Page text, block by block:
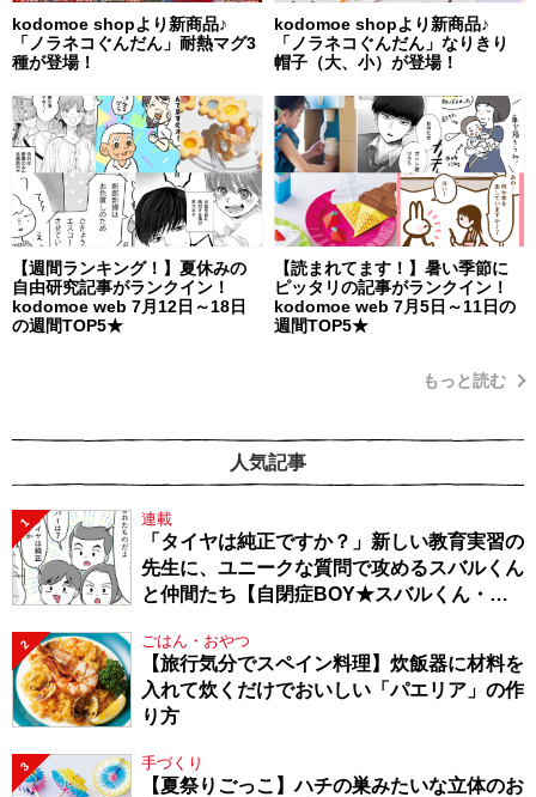
kodomoe shopより新商品♪
「ノラネコぐんだん」耐熱マグ3
種が登場！
kodomoe shopより新商品♪
「ノラネコぐんだん」なりきり
帽子（大、小）が登場！
【週間ランキング！】夏休みの
自由研究記事がランクイン！
kodomoe web 7月12日～18日
の週間TOP5★
【読まれてます！】暑い季節に
ピッタリの記事がランクイン！
kodomoe web 7月5日～11日の
週間TOP5★
もっと読む
人気記事
1 連載
「タイヤは純正ですか？」新しい教育実習の
先生に、ユニークな質問で攻めるスバルくん
と仲間たち【自閉症BOY★スバルくん・
2 ごはん・おやつ
【旅行気分でスペイン料理】炊飯器に材料を
入れて炊くだけでおいしい「パエリア」の作
り方
3 手づくり
【夏祭りごっこ】ハチの巣みたいな立体のお